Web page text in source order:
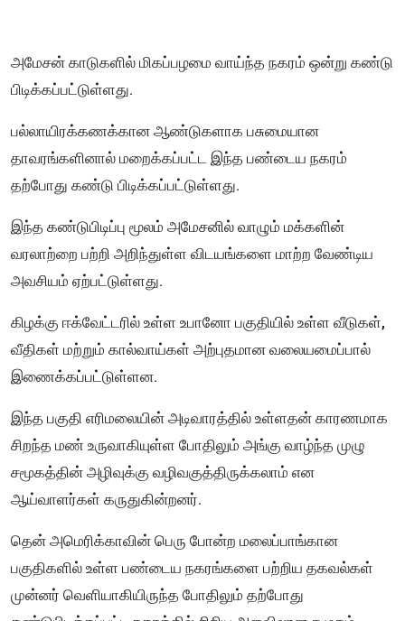
அமேசன் காடுகளில் மிகப்பழமை வாய்ந்த நகரம் ஒன்று கண்டு
பிடிக்கப்பட்டுள்ளது.
பல்லாயிரக்கணக்கான ஆண்டுகளாக பசுமையான
தாவரங்களினால் மறைக்கப்பட்ட இந்த பண்டைய நகரம்
தற்போது கண்டு பிடிக்கப்பட்டுள்ளது.
இந்த கண்டுபிடிப்பு மூலம் அமேசனில் வாழும் மக்களின்
வரலாற்றை பற்றி அறிந்துள்ள விடயங்களை மாற்ற வேண்டிய
அவசியம் ஏற்பட்டுள்ளது.
கிழக்கு ஈக்வேட்டரில் உள்ள உபானோ பகுதியில் உள்ள வீடுகள்,
வீதிகள் மற்றும் கால்வாய்கள் அற்புதமான வலையமைப்பால்
இணைக்கப்பட்டுள்ளன.
இந்த பகுதி எரிமலையின் அடிவாரத்தில் உள்ளதன் காரணமாக
சிறந்த மண் உருவாகியுள்ள போதிலும் அங்கு வாழ்ந்த முழு
சமூகத்தின் அழிவுக்கு வழிவகுத்திருக்கலாம் என
ஆய்வாளர்கள் கருதுகின்றனர்.
தென் அமெரிக்காவின் பெரு போன்ற மலைப்பாங்கான
பகுதிகளில் உள்ள பண்டைய நகரங்களை பற்றிய தகவல்கள்
முன்னர் வெளியாகியிருந்த போதிலும் தற்போது